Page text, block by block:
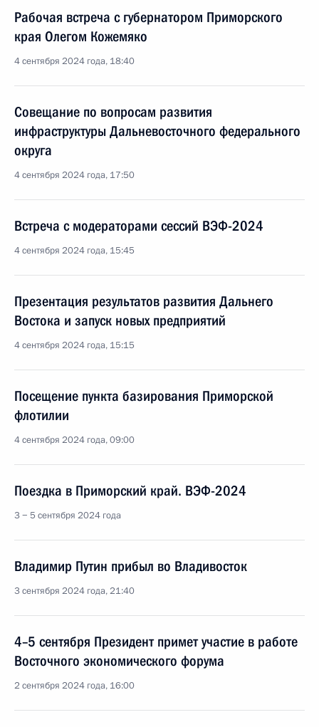
Рабочая встреча с губернатором Приморского
края Олегом Кожемяко
4 сентября 2024 года, 18:40
Совещание по вопросам развития
инфраструктуры Дальневосточного федерального
округа
4 сентября 2024 года, 17:50
Встреча с модераторами сессий ВЭФ-2024
4 сентября 2024 года, 15:45
Презентация результатов развития Дальнего
Востока и запуск новых предприятий
4 сентября 2024 года, 15:15
Посещение пункта базирования Приморской
флотилии
4 сентября 2024 года, 09:00
Поездка в Приморский край. ВЭФ-2024
3 − 5 сентября 2024 года
Владимир Путин прибыл во Владивосток
3 сентября 2024 года, 21:40
4–5 сентября Президент примет участие в работе
Восточного экономического форума
2 сентября 2024 года, 16:00